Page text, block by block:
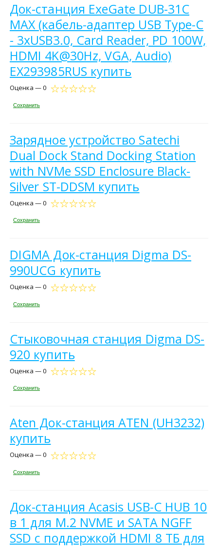
Док-станция ExeGate DUB-31C
MAX (кабель-адаптер USB Type-C
- 3xUSB3.0, Card Reader, PD 100W,
HDMI 4K@30Hz, VGA, Audio)
EX293985RUS купить
Оценка — 0
Сохранить
Зарядное устройство Satechi
Dual Dock Stand Docking Station
with NVMe SSD Enclosure Black-
Silver ST-DDSM купить
Оценка — 0
Сохранить
DIGMA Док-станция Digma DS-
990UCG купить
Оценка — 0
Сохранить
Стыковочная станция Digma DS-
920 купить
Оценка — 0
Сохранить
Aten Док-станция ATEN (UH3232)
купить
Оценка — 0
Сохранить
Док-станция Acasis USB-C HUB 10
в 1 для M.2 NVME и SATA NGFF
SSD с поддержкой HDMI 8 ТБ для